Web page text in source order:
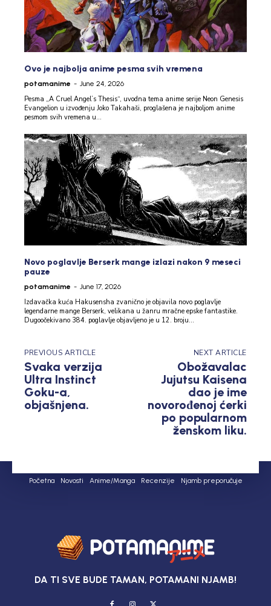
Ovo je najbolja anime pesma svih vremena
potamanime - June 24, 2026
Pesma „A Cruel Angel’s Thesis“, uvodna tema anime serije Neon Genesis
Evangelion u izvođenju Joko Takahaši, proglašena je najboljom anime
pesmom svih vremena u...
Novo poglavlje Berserk mange izlazi nakon 9 meseci
pauze
potamanime - June 17, 2026
Izdavačka kuća Hakusensha zvanično je objavila novo poglavlje
legendarne mange Berserk, velikana u žanru mračne epske fantastike.
Dugoočekivano 384. poglavlje objavljeno je u 12. broju...
PREVIOUS ARTICLE
Svaka verzija
Ultra Instinct
Goku-a,
objašnjena.
NEXT ARTICLE
Obožavalac
Jujutsu Kaisena
dao je ime
novorođenoj ćerki
po popularnom
ženskom liku.
Početna Novosti Anime/Manga Recenzije Njamb preporučuje
DA TI SVE BUDE TAMAN, POTAMANI NJAMB!